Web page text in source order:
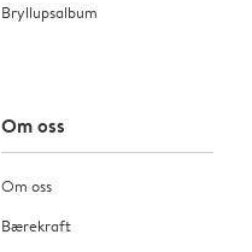
Bryllupsalbum
Om oss
Om oss
Bærekraft